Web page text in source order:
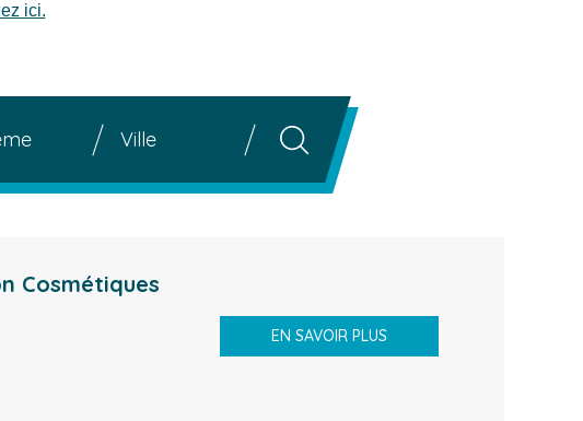
ici.
Ville
RECHERCHE
Cosmétiques
EN SAVOIR PLUS